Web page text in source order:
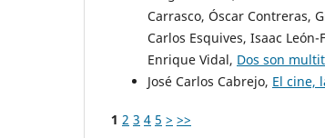
Carrasco, Óscar Contreras,
Carlos Esquives, Isaac
Enrique Vidal, Dos son
José Carlos Cabrejo, El cine,
1 2 3 4 5 > >>